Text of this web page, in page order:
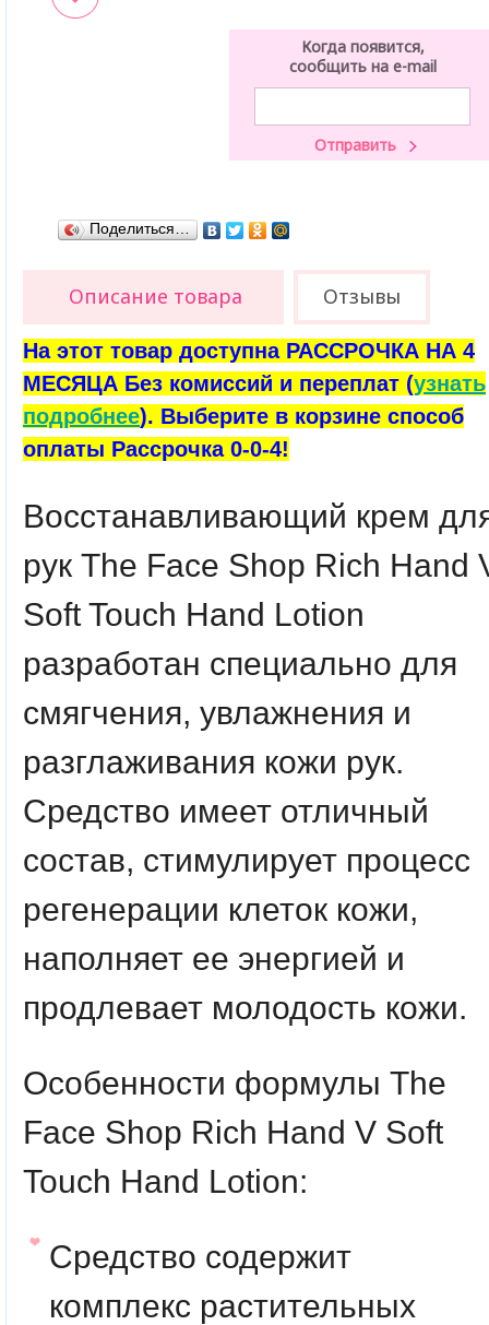
Когда появится,
сообщить на e-mail
Поделиться…
Описание товара Отзывы
На этот товар доступна РАССРОЧКА НА 4
МЕСЯЦА Без комиссий и переплат (узнать
подробнее). Выберите в корзине способ
оплаты Рассрочка 0-0-4!
Восстанавливающий крем
рук The Face Shop Rich Hand
Soft Touch Hand Lotion
разработан специально для
смягчения, увлажнения и
разглаживания кожи рук.
Средство имеет отличный
состав, стимулирует процесс
регенерации клеток кожи,
наполняет ее энергией и
продлевает молодость кожи.
Особенности формулы The
Face Shop Rich Hand V Soft
Touch Hand Lotion:
Средство содержит
комплекс растительных